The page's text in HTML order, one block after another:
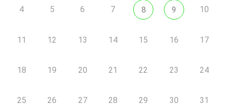
4 5 6 7 8 9 10
11 12 13 14 15 16 17
18 19 20 21 22 23 24
25 26 27 28 29 30 31